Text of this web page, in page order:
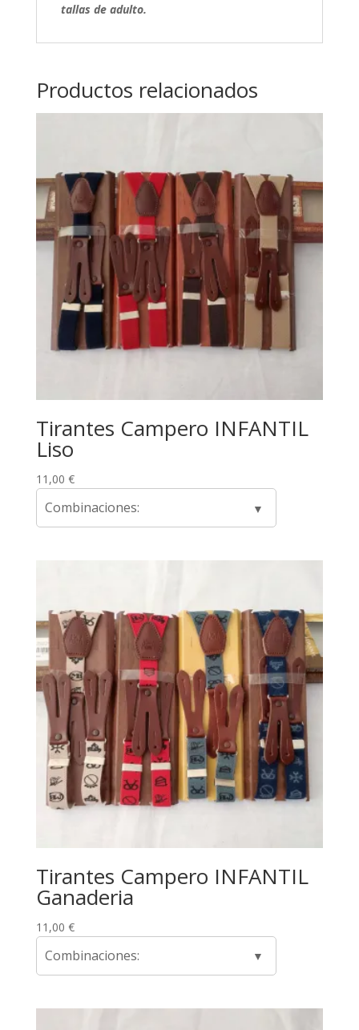
tallas de adulto.
Productos relacionados
Tirantes Campero INFANTIL
Liso
11,00 €
Combinaciones:
Tirantes Campero INFANTIL
Ganaderia
11,00 €
Combinaciones: